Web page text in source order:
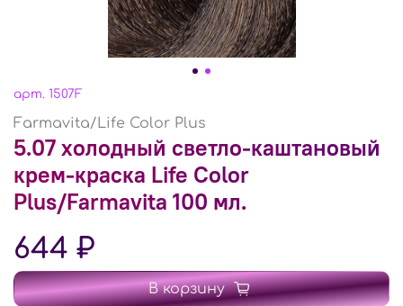
арт. 1507F
Farmavita/Life Color Plus
5.07 холодный светло-каштановый
крем-краска Life Color
Plus/Farmavita 100 мл.
644 ₽
В корзину